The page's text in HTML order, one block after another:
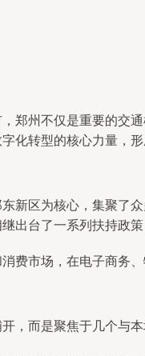
郑州不仅是重要的交
化转型的核心力量，
新区为核心，集聚了
出台了一系列扶持政
费市场，在电子商务
，而是聚焦于几个与